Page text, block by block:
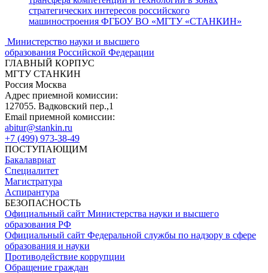
стратегических интересов российского
машиностроения ФГБОУ ВО «МГТУ «СТАНКИН»
Министерство науки и высшего
образования Российской Федерации
ГЛАВНЫЙ КОРПУС
МГТУ СТАНКИН
Россия Москва
Адрес приемной комиссии:
127055. Вадковский пер.,1
Email приемной комиссии:
abitur@stankin.ru
+7 (499) 973-38-49
ПОСТУПАЮЩИМ
Бакалавриат
Специалитет
Магистратура
Аспирантура
БЕЗОПАСНОСТЬ
Официальный сайт Министерства науки и высшего
образования РФ
Официальный сайт Федеральной службы по надзору в сфере
образования и науки
Противодействие коррупции
Обращение граждан